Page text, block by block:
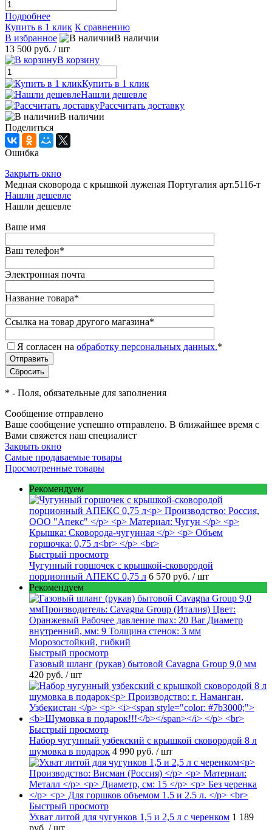
Подробнее
Купить в 1 клик К сравнению
В избранное
В наличии
13 500 руб. / шт
В корзину
Купить в 1 клик
Нашли дешевле
Рассчитать доставку
В наличии
Поделиться
Ошибка
Закрыть окно
Медная сковорода с крышкой луженая Португалия арт.5116-т
Нашли дешевле
Нашли дешевле
Ваше имя
Ваш телефон*
Электронная почта
Название товара*
Ссылка на товар другого магазина*
Я согласен на обработку персональных данных.*
* - Поля, обязательные для заполнения
Сообщение отправлено
Ваше сообщение успешно отправлено. В ближайшее время с
Вами свяжется наш специалист
Закрыть окно
Самые продаваемые товары
Просмотренные товары
Рекомендуем
Быстрый просмотр
Чугунный горшочек с крышкой-сковородой
порционный АПЕКС 0,75 л 6 570 руб. / шт
Рекомендуем
Быстрый просмотр
Газовый шланг (рукав) бытовой Cavagna Group 9,0 мм
420 руб. / шт
Быстрый просмотр
Набор чугунный узбекский с крышкой сковородой 8 л
шумовка в подарок 4 990 руб. / шт
Быстрый просмотр
Ухват литой для чугунков 1,5 и 2,5 л с черенком 1 189
руб. / шт